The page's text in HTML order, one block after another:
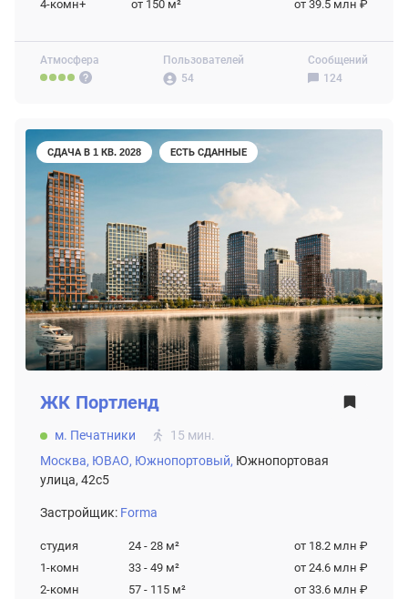
Атмосфера
Пользователей
54
Сообщений
124
4-комн+
от 150 м² от 39.5 млн ₽
СДАЧА В 1 КВ. 2028 ЕСТЬ СДАННЫЕ
ЖК Портленд
м. Печатники
15 мин.
Москва, ЮВАО, Южнопортовый, Южнопортовая
улица, 42с5
Застройщик: Forma
студия 24 - 28 м²
от 18.2 млн ₽
1-комн
33 - 49 м²
от 24.6 млн ₽
2-комн
57 - 115 м² от 33.6 млн ₽